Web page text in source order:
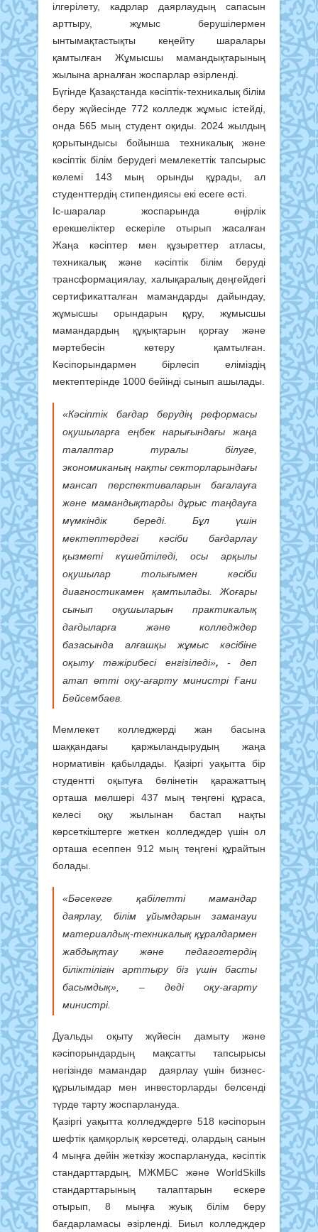
ілгерілету, кадрлар даярлаудың сапасын
арттыру, жұмыс берушілермен
ынтымақтастықты кеңейту шаралары
қамтылған Жұмысшы мамандықтарының
жылына арналған жоспарлар әзірленді.
Бүгінде Қазақстанда кәсіптік-техникалық білім
беру жүйесінде 772 колледж жұмыс істейді,
онда 565 мың студент оқиды. 2024 жылдың
қорытындысы бойынша техникалық және
кәсіптік білім берудегі мемлекеттік тапсырыс
көлемі 143 мың орынды құрады, ал
студенттердің стипендиясы екі есеге өсті.
Іс-шаралар жоспарында өңірлік
ерекшеліктер ескеріле отырып жасалған
Жаңа кәсіптер мен құзыреттер атласы,
техникалық және кәсіптік білім беруді
трансформациялау, халықаралық деңгейдегі
сертификатталған мамандарды дайындау,
жұмысшы орындарын құру, жұмысшы
мамандардың құқықтарын қорғау және
мәртебесін көтеру қамтылған.
Кәсіпорындармен бірлесіп еліміздің
мектептерінде 1000 бейінді сынып ашылады.
«Кәсіптік бағдар берудің реформасы
оқушыларға еңбек нарығындағы жаңа
талаптар туралы білуге,
экономиканың нақты секторларындағы
мансап перспективаларын бағалауға
және мамандықтарды дұрыс таңдауға
мүмкіндік береді. Бұл үшін
мектептердегі кәсіби бағдарлау
қызметі күшейтіледі, осы арқылы
оқушылар толығымен кәсіби
диагностикамен қамтылады. Жоғары
сынып оқушыларын практикалық
дағдыларға және колледждер
базасында алғашқы жұмыс кәсібіне
оқыту тәжірибесі енгізіледі», - деп
атап өтті оқу-ағарту министрі Ғани
Бейсембаев.
Мемлекет колледжерді жан басына
шаққандағы қаржыландырудың жаңа
нормативін қабылдады. Қазіргі уақытта бір
студентті оқытуға бөлінетін қаражаттың
орташа мөлшері 437 мың теңгені құраса,
келесі оқу жылынан бастап нақты
көрсеткіштерге жеткен колледждер үшін ол
орташа есеппен 912 мың теңгені құрайтын
болады.
«Бәсекеге қабілетті мамандар
даярлау, білім ұйымдарын заманауи
материалдық-техникалық құралдармен
жабдықтау және педагогтердің
біліктілігін арттыру біз үшін басты
басымдық», – деді оқу-ағарту
министрі.
Дуальды оқыту жүйесін дамыту және
кәсіпорындардың мақсатты тапсырысы
негізінде мамандар даярлау үшін бизнес-
құрылымдар мен инвесторларды белсенді
түрде тарту жоспарлануда.
Қазіргі уақытта колледждерге 518 кәсіпорын
шефтік қамқорлық көрсетеді, олардың санын
4 мыңға дейін жеткізу жоспарлануда, кәсіптік
стандарттардың, МЖМБС және WorldSkills
стандарттарының талаптарын ескере
отырып, 8 мыңға жуық білім беру
бағдарламасы әзірленді. Биыл колледждер